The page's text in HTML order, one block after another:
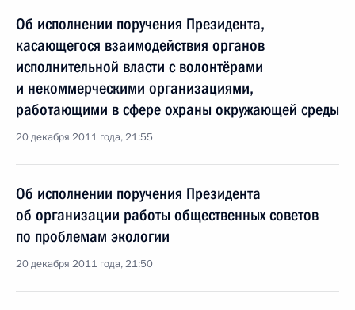
Об исполнении поручения Президента,
касающегося взаимодействия органов
исполнительной власти с волонтёрами
и некоммерческими организациями,
работающими в сфере охраны окружающей среды
20 декабря 2011 года, 21:55
Об исполнении поручения Президента
об организации работы общественных советов
по проблемам экологии
20 декабря 2011 года, 21:50